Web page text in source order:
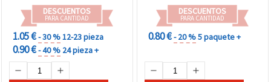
DESCUENTOS
PARA CANTIDAD
1.05 €- 30 %12-23 pieza
0.90 €- 40 % 24 pieza +
DESCUENTOS
PARA CANTIDAD
0.80 €- 20 %5 paquete +